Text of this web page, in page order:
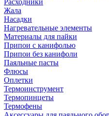
Расходники
Жала
Насадки
Нагревательные элементы
Материалы для пайки
Припои с канифолью
Припои без канифоли
Паяльные пасты
Флюсы
Оплетки
Термоинструмент
Термопинцеты
Термофены